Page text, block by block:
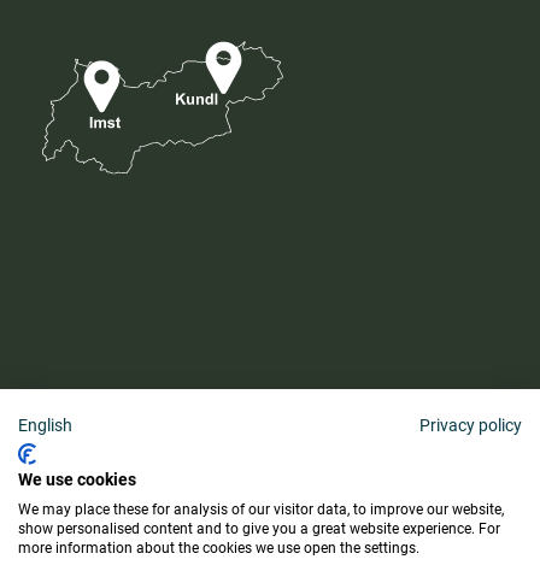
Lieferung & Zahlung
English Privacy policy
We use cookies
We may place these for analysis of our visitor data, to improve our website,
show personalised content and to give you a great website experience. For
more information about the cookies we use open the settings.